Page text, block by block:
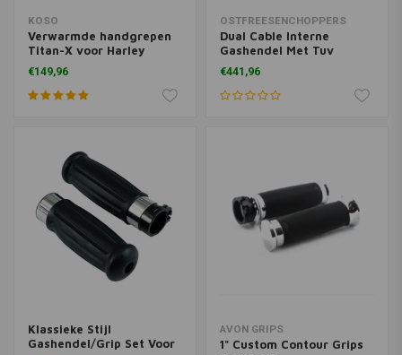
KOSO
Verwarmde handgrepen
Titan-X voor Harley
Davidson met
geïntegreerde
schakelaar (selecteer
€149,96
OSTFREESENCHOPPERS
Dual Cable Interne
Gashendel Met Tuv
Universeel
€441,96
Klassieke Stijl
Gashendel/Grip Set Voor
AVON GRIPS
1" Custom Contour Grips